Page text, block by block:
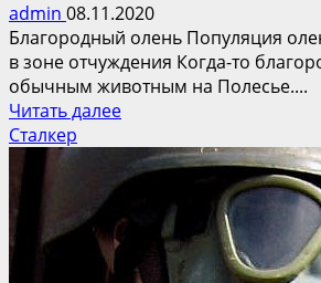
admin 08.11.2020
Благородный олень Популяция
в зоне отчуждения Когда-то
обычным животным на Полесье....
Читать далееПрочитать
Благородный
олень
Сталкер